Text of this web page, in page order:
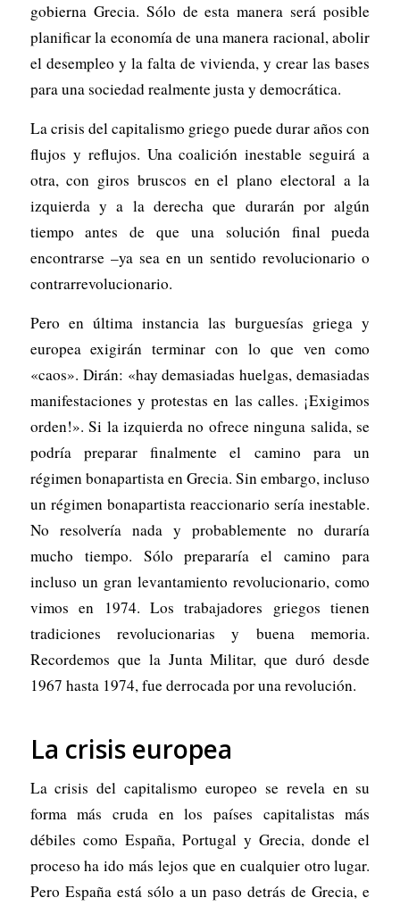
gobierna Grecia. Sólo de esta manera será posible
planificar la economía de una manera racional, abolir
el desempleo y la falta de vivienda, y crear las bases
para una sociedad realmente justa y democrática.
La crisis del capitalismo griego puede durar años con
flujos y reflujos. Una coalición inestable seguirá a
otra, con giros bruscos en el plano electoral a la
izquierda y a la derecha que durarán por algún
tiempo antes de que una solución final pueda
encontrarse –ya sea en un sentido revolucionario o
contrarrevolucionario.
Pero en última instancia las burguesías griega y
europea exigirán terminar con lo que ven como
«caos». Dirán: «hay demasiadas huelgas, demasiadas
manifestaciones y protestas en las calles. ¡Exigimos
orden!». Si la izquierda no ofrece ninguna salida, se
podría preparar finalmente el camino para un
régimen bonapartista en Grecia. Sin embargo, incluso
un régimen bonapartista reaccionario sería inestable.
No resolvería nada y probablemente no duraría
mucho tiempo. Sólo prepararía el camino para
incluso un gran levantamiento revolucionario, como
vimos en 1974. Los trabajadores griegos tienen
tradiciones revolucionarias y buena memoria.
Recordemos que la Junta Militar, que duró desde
1967 hasta 1974, fue derrocada por una revolución.
La crisis europea
La crisis del capitalismo europeo se revela en su
forma más cruda en los países capitalistas más
débiles como España, Portugal y Grecia, donde el
proceso ha ido más lejos que en cualquier otro lugar.
Pero España está sólo a un paso detrás de Grecia, e